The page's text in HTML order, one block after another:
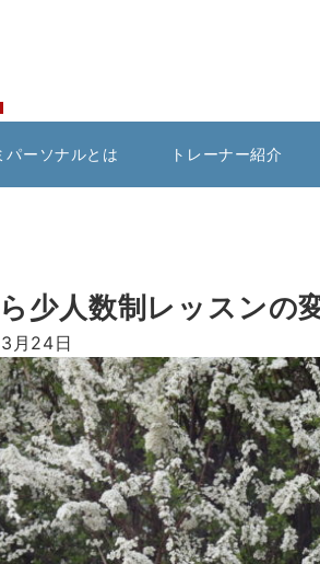
パーソナルとは トレーナー紹介
少人数制レッスンの
月24日